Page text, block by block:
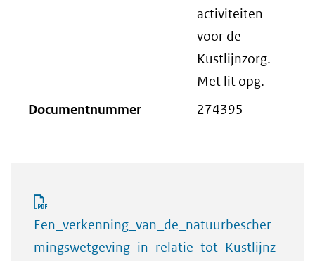
activiteiten
voor de
Kustlijnzorg.
Met lit opg.
Documentnummer
274395
Een_verkenning_van_de_natuurbescher
mingswetgeving_in_relatie_tot_Kustlijnz